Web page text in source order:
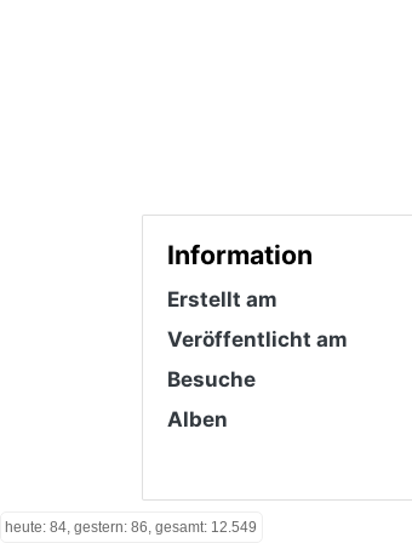
Information
Erstellt am
Veröffentlicht am
Besuche
Alben
heute: 84, gestern: 86, gesamt: 12.549